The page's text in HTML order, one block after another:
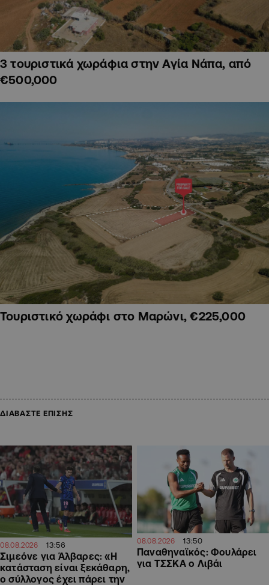
3 τουριστικά χωράφια στην Αγία Νάπα, από
€500,000
Τουριστικό χωράφι στο Μαρώνι, €225,000
ΔΙΑΒΑΣΤΕ ΕΠΙΣΗΣ
08.08.2026 13:56
Σιμεόνε για Άλβαρες: «Η
κατάσταση είναι ξεκάθαρη,
ο σύλλογος έχει πάρει την
08.08.2026 13:50
Παναθηναϊκός: Φουλάρει
για ΤΣΣΚΑ ο Λιβάι